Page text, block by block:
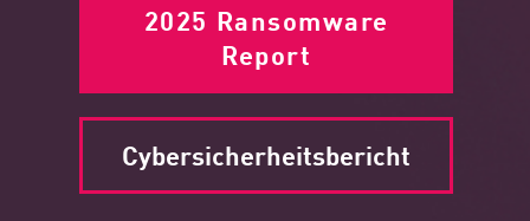
2025 Ransomware
Report
Cybersicherheitsbericht